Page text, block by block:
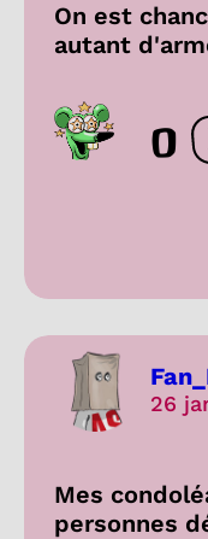
On est
autant
0
26
Mes
personnes